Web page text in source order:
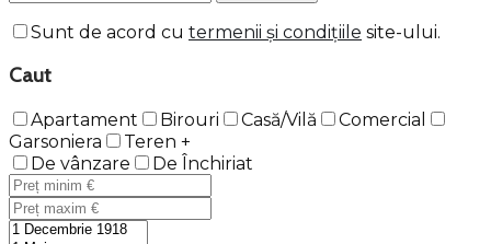
Sunt de acord cu termenii și condițiile site-ului.
Caut
Apartament Birouri Casă/Vilă
Comercial
Garsoniera
Teren +
De vânzare
De Închiriat